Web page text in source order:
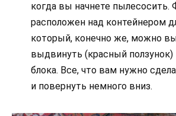
когда вы начнете пылесосить.
расположен над контейнером
который, конечно же, можно
выдвинуть (красный ползунок)
блока. Все, что вам нужно
и повернуть немного вниз.